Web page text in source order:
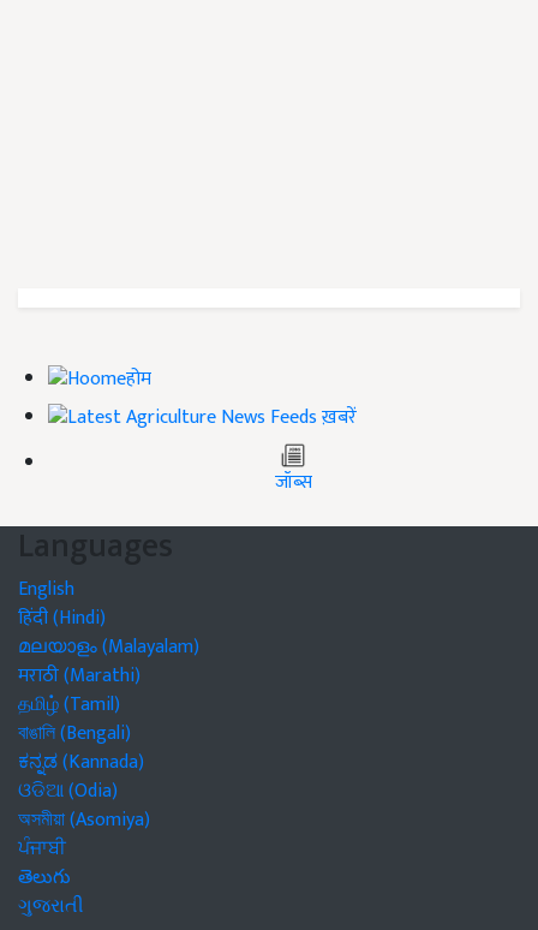
होम
ख़बरें
जॉब्स
Languages
English
हिंदी (Hindi)
മലയാളം (Malayalam)
मराठी (Marathi)
தமிழ் (Tamil)
বাঙালি (Bengali)
ಕನ್ನಡ (Kannada)
ଓଡିଆ (Odia)
অসমীয়া (Asomiya)
ਪੰਜਾਬੀ
తెలుగు
ગુજરાતી